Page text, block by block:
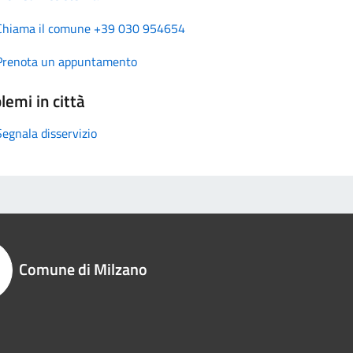
il comune +39 030 954654
un appuntamento
in città
disservizio
Comune di Milzano